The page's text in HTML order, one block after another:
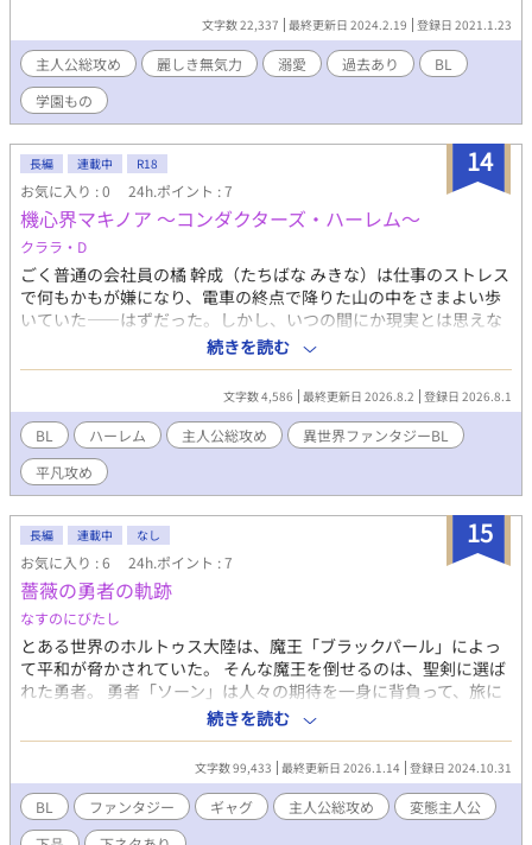
文字数 22,337 最終更新日 2024.2.19 登録日 2021.1.23
主人公総攻め 麗しき無気力 溺愛 過去あり
BL
学園もの
14
長編 連載中 R18
お気に入り : 0 24h.ポイント : 7
機心界マキノア ～コンダクターズ・ハーレム～
クララ・D
ごく普通の会社員の橘 幹成（たちばな みきな）は仕事のストレス
で何もかもが嫌になり、電車の終点で降りた山の中をさまよい歩
いていた――はずだった。しかし、いつの間にか現実とは思えな
い世界に迷い込んでおり、しかもその世界が、いつもプレイして
いたソーシャルゲーム『機心界マキノア』そっくりだった。 しか
も、転移した異世界で、魔法を使う半人半機械の機人（マキニア
ン）と出会い、『魔力供給』と称してセックスを求めら
れ……！？
続きを読む
文字数 4,586 最終更新日 2026.8.2 登録日 2026.8.1
BL ハーレム 主人公総攻め
異世界ファンタジーBL
平凡攻め
15
長編 連載中 なし
お気に入り : 6 24h.ポイント : 7
薔薇の勇者の軌跡
なすのにびたし
とある世界のホルトゥス大陸は、魔王「ブラックパール」によっ
て平和が脅かされていた。 そんな魔王を倒せるのは、聖剣に選ば
れた勇者。 勇者「ソーン」は人々の期待を一身に背負って、旅に
出る。 しかし、勇者ソーンにはとある重大な欠点が存在した。 そ
れは、彼が性欲絶倫、かつ壮年以上の男性が好みの男色であると
いうこと。 この物語は、そんな勇者ソーンと、彼に振り回される
男たちが繰り広げる、そんなに壮大でもない旅の記録である。
続きを読む
文字数 99,433 最終更新日 2026.1.14 登録日 2024.10.31
BL ファンタジー ギャグ 主人公総攻め
変態主人公